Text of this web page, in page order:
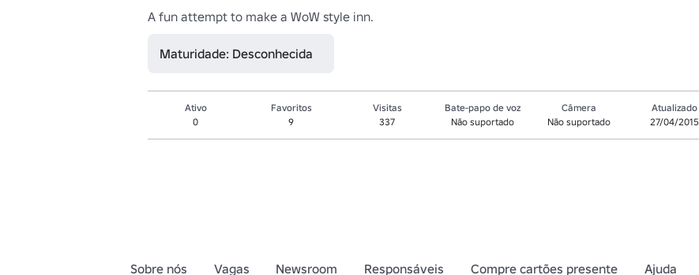
A fun attempt to make a WoW style inn.
Maturidade: Desconhecida
Ativo
0
Favoritos
9
Visitas
337
Bate-papo de voz
Não suportado
Câmera
Não suportado
Atualizado
27/04/2015
Sobre nós Vagas Newsroom Responsáveis Compre cartões presente Ajuda